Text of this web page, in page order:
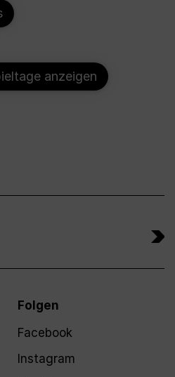
anzeigen
Folgen
Facebook
Instagram